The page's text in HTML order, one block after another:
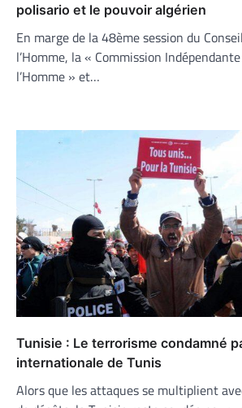
polisario et le pouvoir algérien
En marge de la 48ème session du
l’Homme, la « Commission
l’Homme » et…
Tunisie : Le terrorisme condamné
internationale de Tunis
Alors que les attaques se multiplient